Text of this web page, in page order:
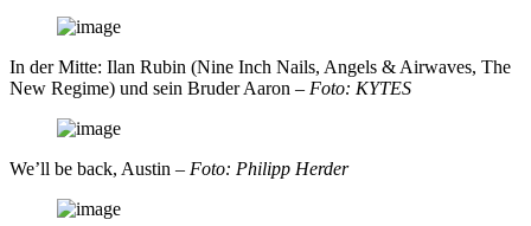
In der Mitte: Ilan Rubin (Nine Inch Nails, Angels & Airwaves, The
New Regime) und sein Bruder Aaron – Foto: KYTES
We’ll be back, Austin – Foto: Philipp Herder